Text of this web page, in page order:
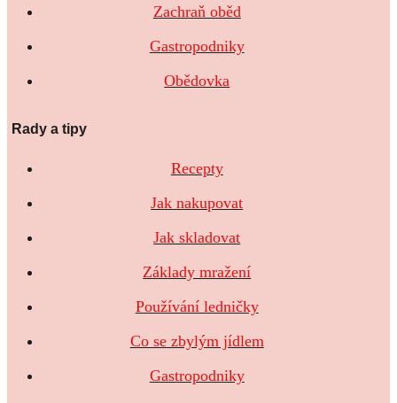
Zachraň oběd
Gastropodniky
Obědovka
Rady a tipy
Recepty
Jak nakupovat
Jak skladovat
Základy mražení
Používání ledničky
Co se zbylým jídlem
Gastropodniky